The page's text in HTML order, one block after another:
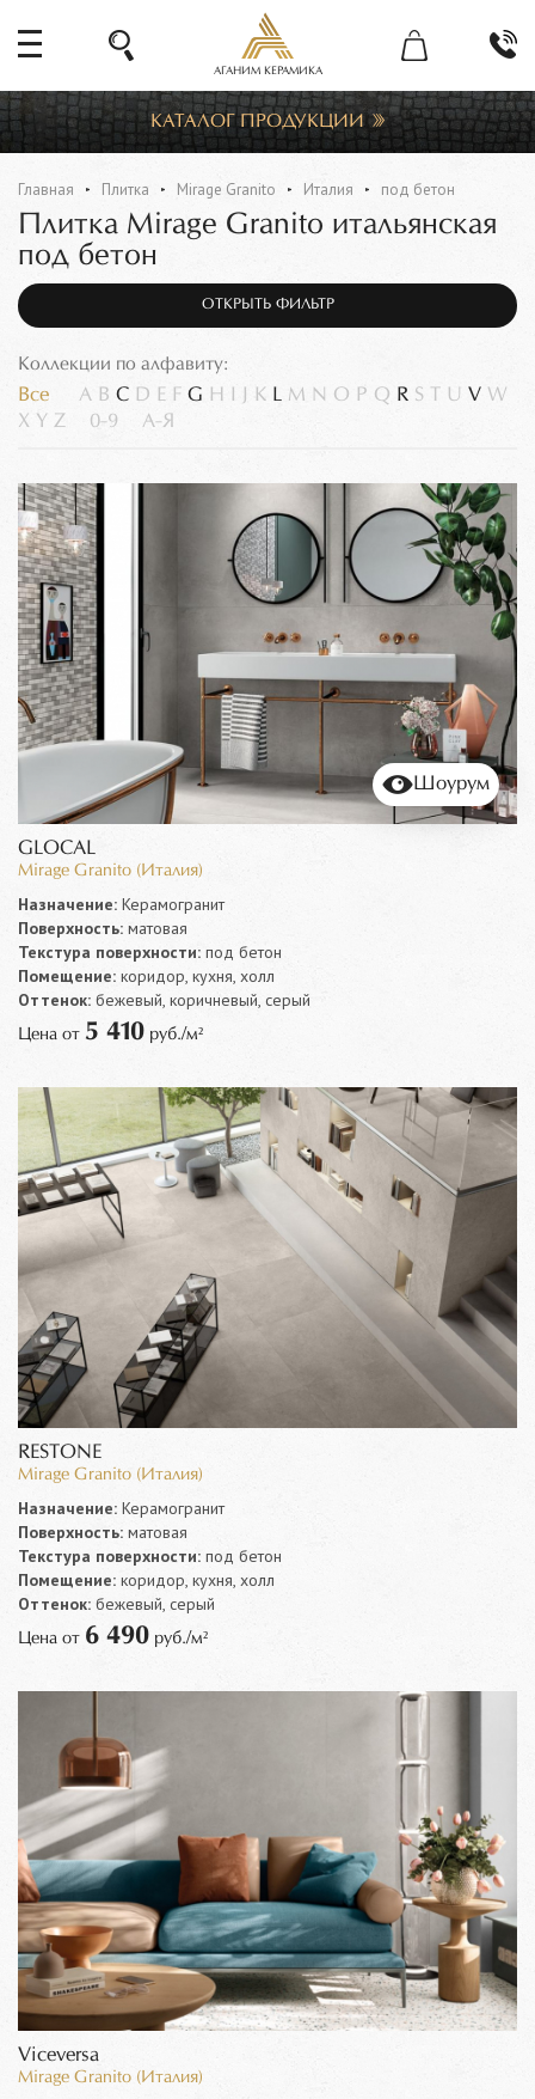
АГАНИМ КЕРАМИКА
КАТАЛОГ ПРОДУКЦИИ
Главная Плитка Mirage Granito Италия под бетон
Плитка Mirage Granito итальянская
под бетон
ОТКРЫТЬ ФИЛЬТР
Коллекции по алфавиту:
Все A B C D E F G H K L M N O P Q R S U V W
X Y Z 0-9 А-Я
Шоурум
GLOCAL
Mirage Granito (Италия)
Назначение: Керамогранит
Поверхность: матовая
Текстура поверхности: под бетон
Помещение: коридор, кухня, холл
Оттенок: бежевый, коричневый, серый
Цена от 5 410 руб./м²
RESTONE
Mirage Granito (Италия)
Назначение: Керамогранит
Поверхность: матовая
Текстура поверхности: под бетон
Помещение: коридор, кухня, холл
Оттенок: бежевый, серый
Цена от 6 490 руб./м²
Viceversa
Mirage Granito (Италия)